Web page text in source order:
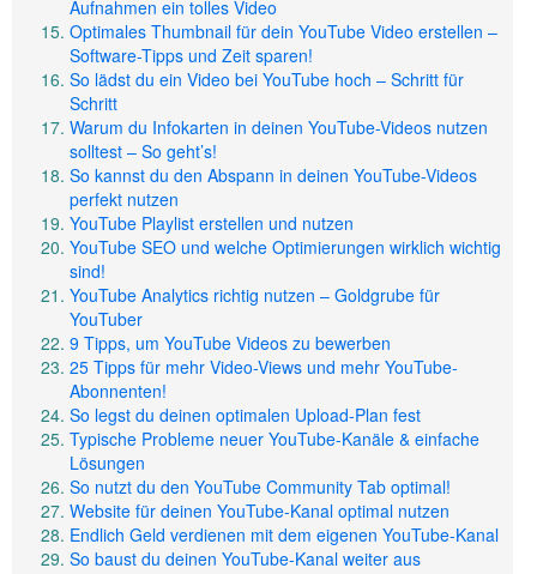
Aufnahmen ein tolles Video
Optimales Thumbnail für dein YouTube Video erstellen –
Software-Tipps und Zeit sparen!
So lädst du ein Video bei YouTube hoch – Schritt für
Schritt
Warum du Infokarten in deinen YouTube-Videos nutzen
solltest – So geht’s!
So kannst du den Abspann in deinen YouTube-Videos
perfekt nutzen
YouTube Playlist erstellen und nutzen
YouTube SEO und welche Optimierungen wirklich wichtig
sind!
YouTube Analytics richtig nutzen – Goldgrube für
YouTuber
9 Tipps, um YouTube Videos zu bewerben
25 Tipps für mehr Video-Views und mehr YouTube-
Abonnenten!
So legst du deinen optimalen Upload-Plan fest
Typische Probleme neuer YouTube-Kanäle & einfache
Lösungen
So nutzt du den YouTube Community Tab optimal!
Website für deinen YouTube-Kanal optimal nutzen
Endlich Geld verdienen mit dem eigenen YouTube-Kanal
So baust du deinen YouTube-Kanal weiter aus